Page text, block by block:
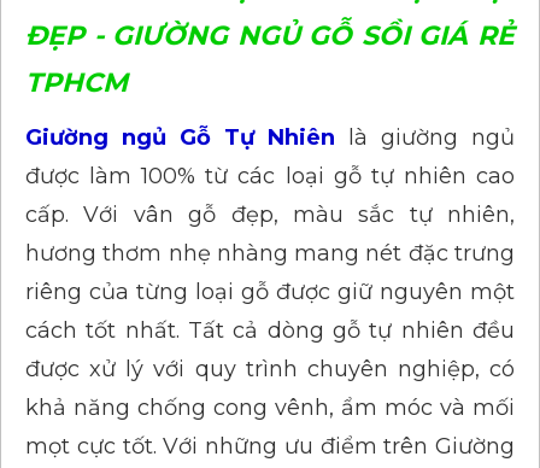
ĐẸP - GIƯỜNG NGỦ GỖ SỒI GIÁ RẺ
TPHCM
Giường ngủ Gỗ Tự Nhiên là giường ngủ
được làm 100% từ các loại gỗ tự nhiên cao
cấp. Với vân gỗ đẹp, màu sắc tự nhiên,
hương thơm nhẹ nhàng mang nét đặc trưng
riêng của từng loại gỗ được giữ nguyên một
cách tốt nhất. Tất cả dòng gỗ tự nhiên đều
được xử lý với quy trình chuyên nghiệp, có
khả năng chống cong vênh, ẩm móc và mối
mọt cực tốt. Với những ưu điểm trên Giường